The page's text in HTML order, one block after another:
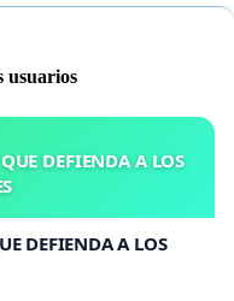
usuarios
DEFIENDA A LOS
DEFIENDA A LOS